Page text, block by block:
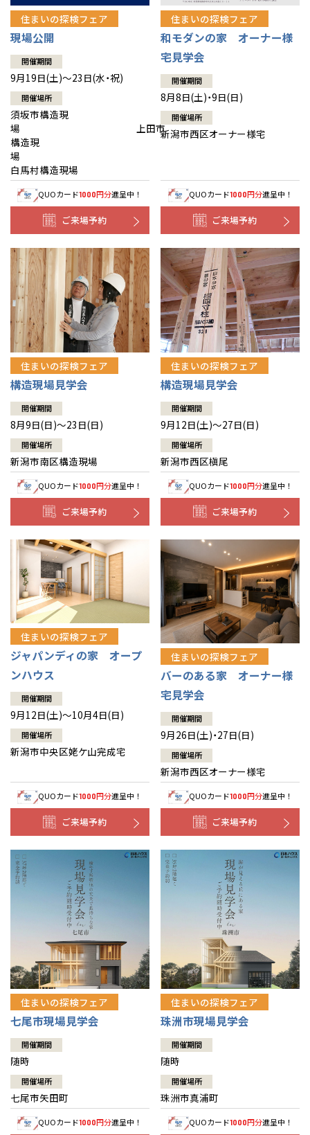
住まいの探検フェア
現場公開
開催期間
9月19日(土)～23日(水・祝)
開催場所
須坂市構造現
場 上田市
構造現
場
白馬村構造現場
QUOカード1000円分進呈中！
ご来場予約
住まいの探検フェア
和モダンの家 オーナー様
宅見学会
開催期間
8月8日(土)・9日(日)
開催場所
新潟市西区オーナー様宅
QUOカード1000円分進呈中！
ご来場予約
住まいの探検フェア
構造現場見学会
開催期間
8月9日(日)～23日(日)
開催場所
新潟市南区構造現場
QUOカード1000円分進呈中！
ご来場予約
住まいの探検フェア
構造現場見学会
開催期間
9月12日(土)～27日(日)
開催場所
新潟市西区槇尾
QUOカード1000円分進呈中！
ご来場予約
住まいの探検フェア
ジャパンディの家 オープ
ンハウス
開催期間
9月12日(土)～10月4日(日)
開催場所
新潟市中央区姥ケ山完成宅
QUOカード1000円分進呈中！
ご来場予約
住まいの探検フェア
バーのある家 オーナー様
宅見学会
開催期間
9月26日(土)・27日(日)
開催場所
新潟市西区オーナー様宅
QUOカード1000円分進呈中！
ご来場予約
住まいの探検フェア
七尾市現場見学会
開催期間
随時
開催場所
七尾市矢田町
QUOカード1000円分進呈中！
住まいの探検フェア
珠洲市現場見学会
開催期間
随時
開催場所
珠洲市真浦町
QUOカード1000円分進呈中！